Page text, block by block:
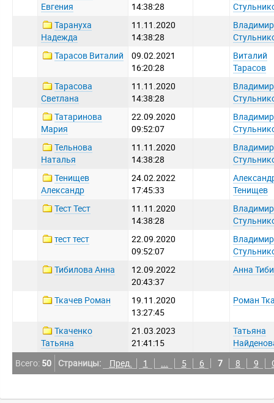
Евгения
14:38:28
Тарануха
Надежда
11.11.2020
14:38:28
Владимир
Тарасов Виталий
09.02.2021
16:20:28
Виталий
Тарасов
Тарасова
Светлана
11.11.2020
14:38:28
Владимир
Татаринова
Мария
22.09.2020
09:52:07
Владимир
Тельнова
Наталья
11.11.2020
14:38:28
Владимир
Тенищев
Александр
24.02.2022
17:45:33
Тенищев
Тест Тест
11.11.2020
14:38:28
Владимир
тест тест
22.09.2020
09:52:07
Владимир
Тибилова Анна
12.09.2022
20:43:37
Анна
Ткачев Роман
19.11.2020
13:27:45
Роман
Ткаченко
Татьяна
21.03.2023
21:41:15
Татьяна
Всего: 50 Страницы: Пред. 1 ... 5 6 7 8 9